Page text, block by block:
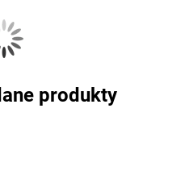
produkty